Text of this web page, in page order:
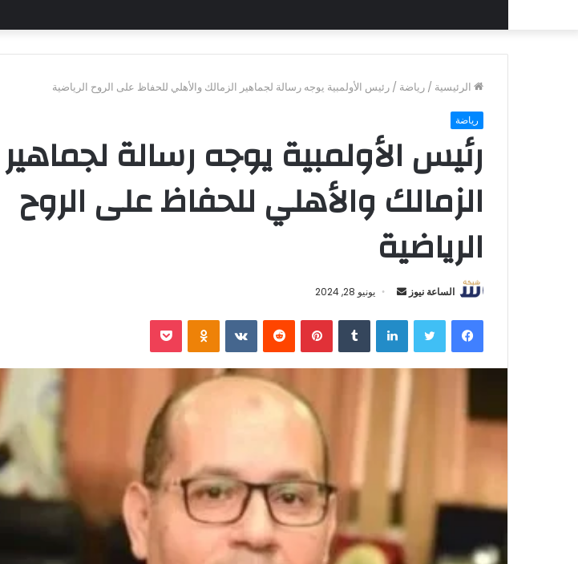
الرئيسية / رياضة / رئيس الأولمبية يوجه رسالة لجماهير الزمالك والأهلي للحفاظ على الروح الرياضية
رياضة
رئيس الأولمبية يوجه رسالة لجماهير
الزمالك والأهلي للحفاظ على الروح
الرياضية
الساعة نيوز
أرسل
إلكترونيا
يونيو 28, 2024
فيسبوكتويتر لينكدإن بينتيريست Odnoklassniki
بوكيت